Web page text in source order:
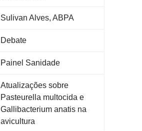
Sulivan Alves, ABPA
Debate
Painel Sanidade
Atualizações sobre
Pasteurella multocida e
Gallibacterium anatis na
avicultura